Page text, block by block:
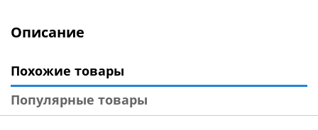
Описание
Похожие товары
Популярные товары